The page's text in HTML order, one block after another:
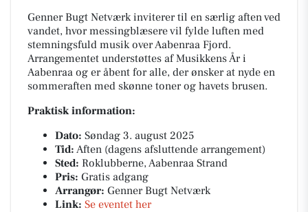
Genner Bugt Netværk inviterer til en særlig aften ved
vandet, hvor messingblæsere vil fylde luften med
stemningsfuld musik over Aabenraa Fjord.
Arrangementet understøttes af Musikkens År i
Aabenraa og er åbent for alle, der ønsker at nyde en
sommeraften med skønne toner og havets brusen.
Praktisk information:
Dato: Søndag 3. august 2025
Tid: Aften (dagens afsluttende arrangement)
Sted: Roklubberne, Aabenraa Strand
Pris: Gratis adgang
Arrangør: Genner Bugt Netværk
Link: Se eventet her